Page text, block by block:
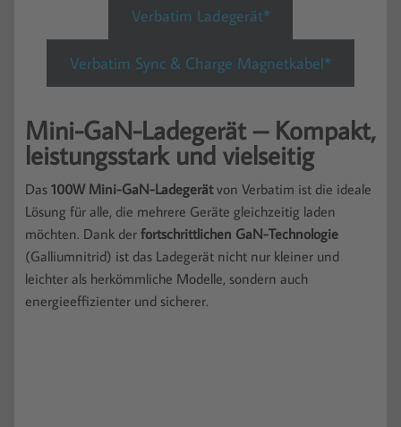
Verbatim Ladegerät*
Verbatim Sync & Charge Magnetkabel*
Mini-GaN-Ladegerät – Kompakt,
leistungsstark und vielseitig
Das 100W Mini-GaN-Ladegerätvon Verbatim ist die ideale
Lösung für alle, die mehrere Geräte gleichzeitig laden
möchten. Dank der fortschrittlichen GaN-Technologie
(Galliumnitrid) ist das Ladegerät nicht nur kleiner und
leichter als herkömmliche Modelle, sondern auch
energieeffizienter und sicherer.